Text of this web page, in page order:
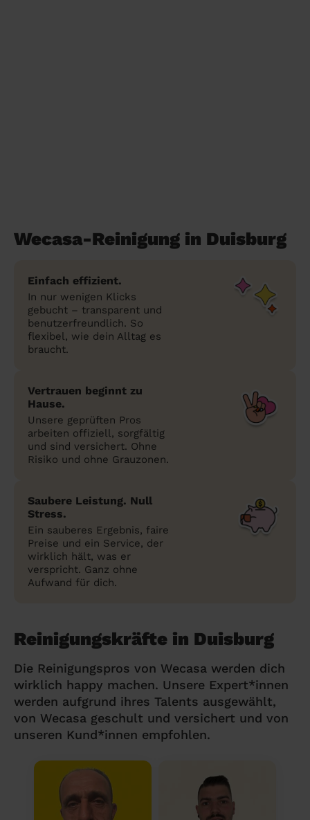
Wecasa-Reinigung in Duisburg
Einfach effizient.
In nur wenigen Klicks
gebucht – transparent und
benutzerfreundlich. So
flexibel, wie dein Alltag es
braucht.
Vertrauen beginnt zu
Hause.
Unsere geprüften Pros
arbeiten offiziell, sorgfältig
und sind versichert. Ohne
Risiko und ohne Grauzonen.
Saubere Leistung. Null
Stress.
Ein sauberes Ergebnis, faire
Preise und ein Service, der
wirklich hält, was er
verspricht. Ganz ohne
Aufwand für dich.
Reinigungskräfte in Duisburg
Die Reinigungspros von Wecasa werden dich
wirklich happy machen. Unsere Expert*innen
werden aufgrund ihres Talents ausgewählt,
von Wecasa geschult und versichert und von
unseren Kund*innen empfohlen.